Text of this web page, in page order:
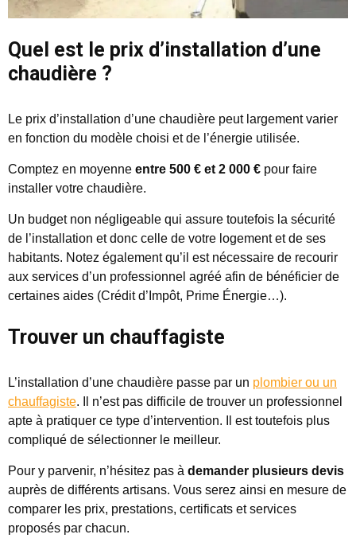
Quel est le prix d’installation d’une
chaudière ?
Le prix d’installation d’une chaudière peut largement varier
en fonction du modèle choisi et de l’énergie utilisée.
Comptez en moyenne entre 500 € et 2 000 € pour faire
installer votre chaudière.
Un budget non négligeable qui assure toutefois la sécurité
de l’installation et donc celle de votre logement et de ses
habitants. Notez également qu’il est nécessaire de recourir
aux services d’un professionnel agréé afin de bénéficier de
certaines aides (Crédit d’Impôt, Prime Énergie…).
Trouver un chauffagiste
L’installation d’une chaudière passe par un plombier ou un
chauffagiste. Il n’est pas difficile de trouver un professionnel
apte à pratiquer ce type d’intervention. Il est toutefois plus
compliqué de sélectionner le meilleur.
Pour y parvenir, n’hésitez pas à demander plusieurs devis
auprès de différents artisans. Vous serez ainsi en mesure de
comparer les prix, prestations, certificats et services
proposés par chacun.